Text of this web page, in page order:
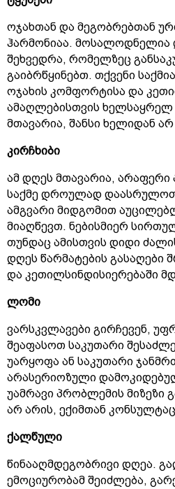
ოჯახთან და მეგობრებთან
ჰარმონიაა. მოსალოდნელია
შეხვედრა, რომელზეც
გაიბრწყინებთ. თქვენი
ოჯახის კომფორტისა და
ამაღლებისთვის ხელსაყრელ
მთავარია, შანსი ხელიდან
კირჩხიბი
ამ დღეს მთავარია,
საქმე დროულად
ამგვარი მიდგომით
მიაღწევთ. ნებისმიერ
თუნდაც ამისთვის დიდი
დღეს წარმატების გასაღები
და კეთილსინდისიერებაში
ლომი
ვარსკვლავები გირჩევენ,
შეაფასოთ საკუთარი
უარყოფა ან საკუთარი
არასერიოზული
უამრავი პრობლემის მიზეზი
არ არის, ექიმთან
ქალწული
წინააღმდეგობრივი დღეა.
ემოციურობამ შეიძლება,